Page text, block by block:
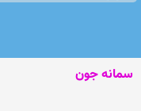
سمانه جون